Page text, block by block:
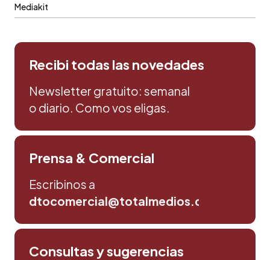
Mediakit
Recibi todas las novedades
Newsletter gratuito: semanal
o diario. Como vos eligas.
Prensa & Comercial
Escribinos a
dtocomercial@totalmedios.com
Consultas y sugerencias